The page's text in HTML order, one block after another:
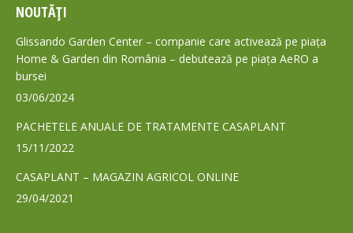
opens
in
new
window
opens
in
new
NOUTĂȚI
Glissando Garden Center – companie care activează pe piața
Home & Garden din România – debutează pe piața AeRO a
bursei
03/06/2024
PACHETELE ANUALE DE TRATAMENTE CASAPLANT
15/11/2022
CASAPLANT – MAGAZIN AGRICOL ONLINE
29/04/2021